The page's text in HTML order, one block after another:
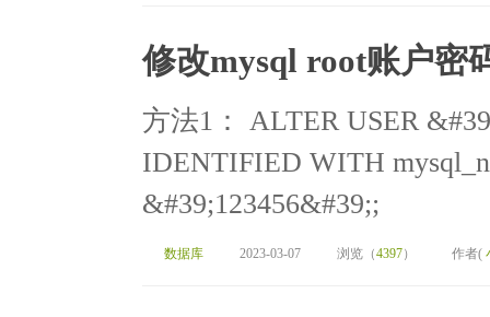
修改mysql root账户密
方法1： ALTER USER
IDENTIFIED WITH
&#39;123456&#39;;
数据库 2023-03-07 浏览（4397） 作者(